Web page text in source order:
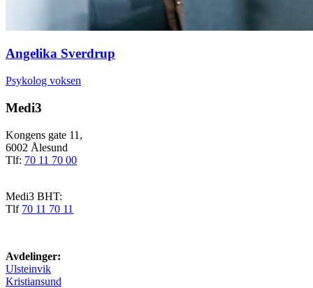
Angelika Sverdrup
Psykolog voksen
Medi3
Kongens gate 11,
6002 Ålesund
Tlf: 70 11 70 00
Medi3 BHT:
Tlf 70 11 70 11
Avdelinger:
Ulsteinvik
Kristiansund